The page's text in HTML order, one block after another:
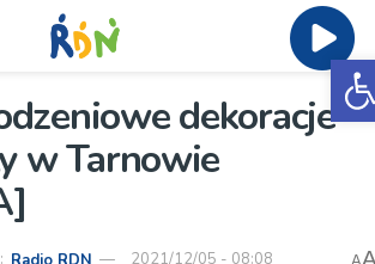
dekoracje
w Tarnowie